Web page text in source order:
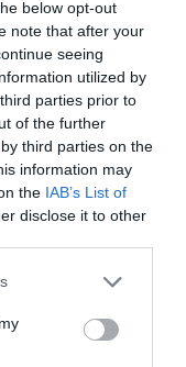
below opt-out
note that after your
seeing
utilized by
parties prior to
of the further
third parties on the
information may
the IAB’s List of
disclose it to other